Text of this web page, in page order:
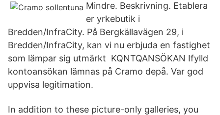
Mindre. Beskrivning. Etablera
er yrkebutik i
Bredden/InfraCity. På Bergkällavägen 29, i
Bredden/InfraCity, kan vi nu erbjuda en fastighet
som lämpar sig utmärkt KQNTQANSÖKAN Ifylld
kontoansökan lämnas på Cramo depå. Var god
uppvisa legitimation.
In addition to these picture-only galleries, you